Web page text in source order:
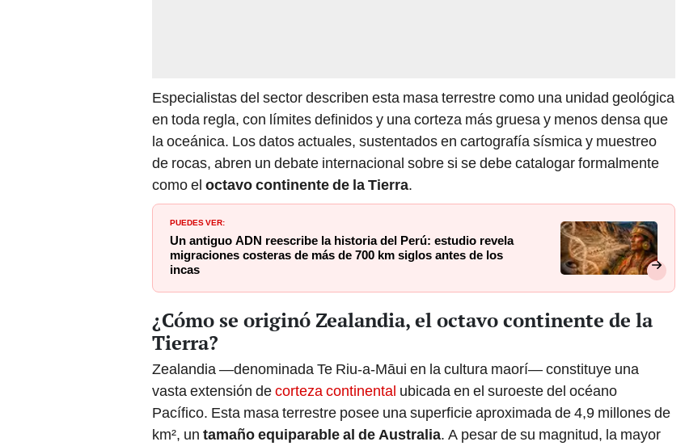
Especialistas del sector describen esta masa terrestre como una unidad geológica
en toda regla, con límites definidos y una corteza más gruesa y menos densa que
la oceánica. Los datos actuales, sustentados en cartografía sísmica y muestreo
de rocas, abren un debate internacional sobre si se debe catalogar formalmente
como el octavo continente de la Tierra.
PUEDES VER:
Un antiguo ADN reescribe la historia del Perú: estudio revela
migraciones costeras de más de 700 km siglos antes de los
incas
¿Cómo se originó Zealandia, el octavo continente de la
Tierra?
Zealandia —denominada Te Riu‑a‑Māui en la cultura maorí— constituye una
vasta extensión decorteza continental ubicada en el suroeste del océano
Pacífico. Esta masa terrestre posee una superficie aproximada de 4,9 millones de
km², un tamaño equiparable al de Australia. A pesar de su magnitud, la mayor